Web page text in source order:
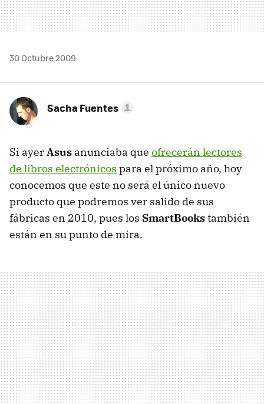
30 Octubre 2009
Sacha Fuentes
Si ayerAsus anunciaba que ofrecerán lectores
de libros electrónicos para el próximo año, hoy
conocemos que este no será el único nuevo
producto que podremos ver salido de sus
fábricas en 2010, pues los SmartBookstambién
están en su punto de mira.